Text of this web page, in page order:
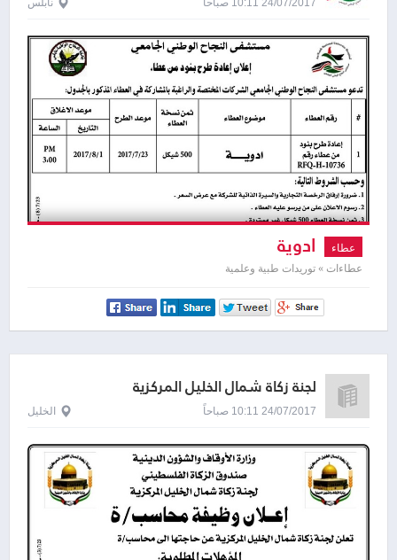
24/07/2017 10:11 صباحاً نابلس
عطاء ادوية
عطاءات » توريدات طبية وعلمية
لجنة زكاة شمال الخليل المركزية
24/07/2017 10:11 صباحاً الخليل